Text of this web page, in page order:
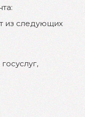
из следующих